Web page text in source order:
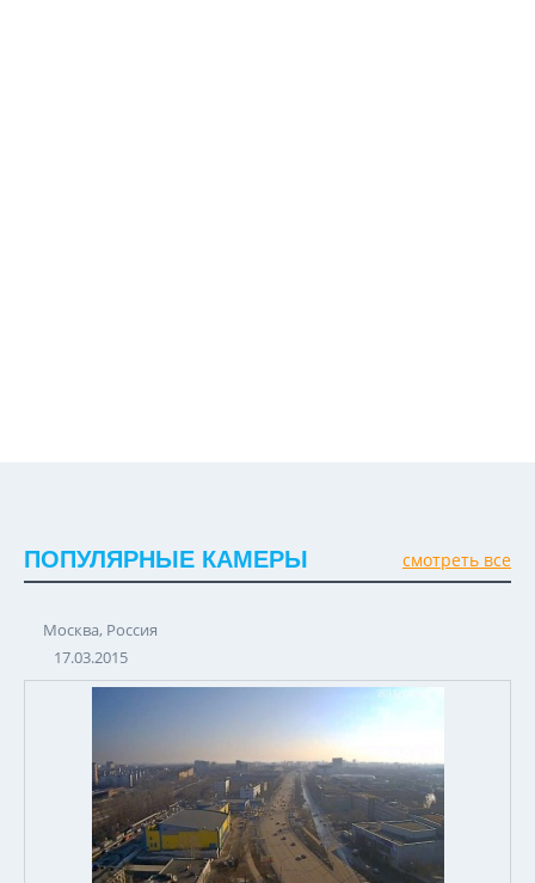
ПОПУЛЯРНЫЕ КАМЕРЫ смотреть все
Москва, Россия
17.03.2015